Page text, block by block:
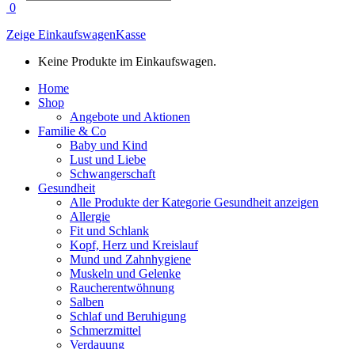
0
Zeige EinkaufswagenKasse
Keine Produkte im Einkaufswagen.
Home
Shop
Angebote und Aktionen
Familie & Co
Baby und Kind
Lust und Liebe
Schwangerschaft
Gesundheit
Alle Produkte der Kategorie Gesundheit anzeigen
Allergie
Fit und Schlank
Kopf, Herz und Kreislauf
Mund und Zahnhygiene
Muskeln und Gelenke
Raucherentwöhnung
Salben
Schlaf und Beruhigung
Schmerzmittel
Verdauung